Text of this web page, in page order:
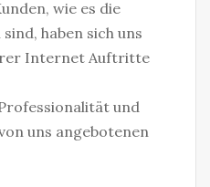
wie es die
haben sich uns
Internet Auftritte
und
uns angebotenen